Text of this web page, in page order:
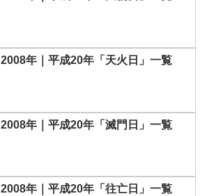
2008年｜平成20年「天火日」一覧
2008年｜平成20年「滅門日」一覧
2008年｜平成20年「往亡日」一覧